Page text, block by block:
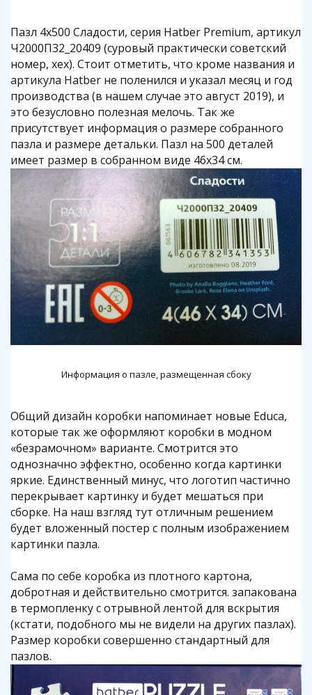
Пазл 4х500 Сладости, серия Hatber Premium, артикул
Ч2000П32_20409 (суровый практически советский
номер, хех). Стоит отметить, что кроме названия и
артикула Hatber не поленился и указал месяц и год
производства (в нашем случае это август 2019), и
это безусловно полезная мелочь. Так же
присутствует информация о размере собранного
пазла и размере детальки. Пазл на 500 деталей
имеет размер в собранном виде 46х34 см.
Информация о пазле, размещенная сбоку
Общий дизайн коробки напоминает новые Educa,
которые так же оформляют коробки в модном
«безрамочном» варианте. Смотрится это
однозначно эффектно, особенно когда картинки
яркие. Единственный минус, что логотип частично
перекрывает картинку и будет мешаться при
сборке. На наш взгляд тут отличным решением
будет вложенный постер с полным изображением
картинки пазла.
Сама по себе коробка из плотного картона,
добротная и действительно смотрится. запакована
в термопленку с отрывной лентой для вскрытия
(кстати, подобного мы не видели на других пазлах).
Размер коробки совершенно стандартный для
пазлов.